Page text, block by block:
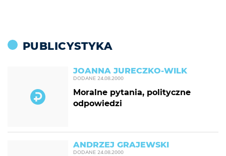
PUBLICYSTYKA
JOANNA JURECZKO-WILK
DODANE 24.08.2000
Moralne pytania, polityczne
odpowiedzi
ANDRZEJ GRAJEWSKI
DODANE 24.08.2000